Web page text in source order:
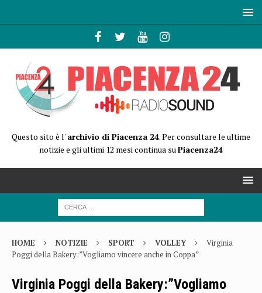
Questo sito è l'archivio di Piacenza 24. Per consultare le ultime
notizie e gli ultimi 12 mesi continua suPiacenza24
HOME NOTIZIE SPORT VOLLEY
Virginia
Poggi della Bakery:”Vogliamo vincere anche in Coppa”
Virginia Poggi della Bakery:”Vogliamo